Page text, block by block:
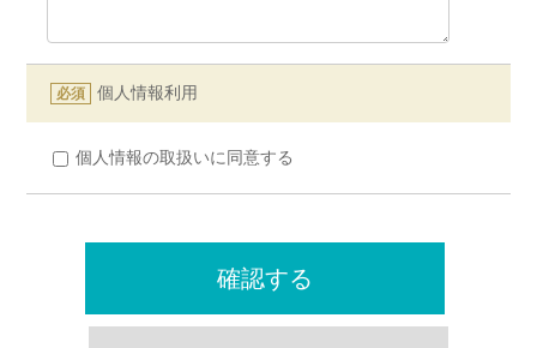
必須 個人情報利用
個人情報の取扱いに同意する
確認する